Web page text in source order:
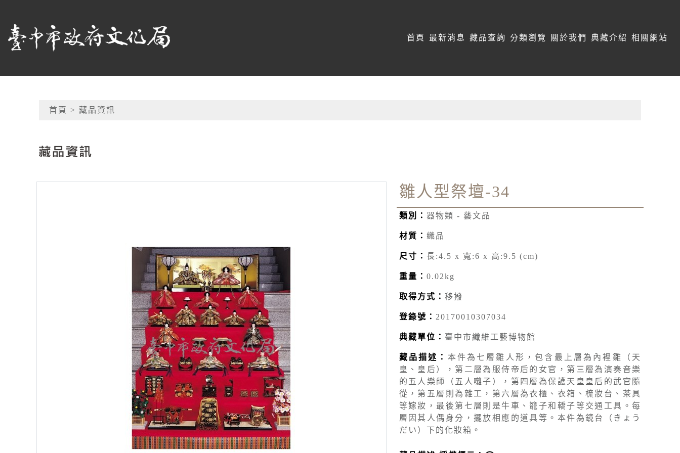
臺中市政府文化局
網頁導覽
首頁 最新消息 藏品查詢 分類瀏覽 關於我們 典藏介紹 相關網站
首頁 > 藏品資訊
雛人型祭壇-34
類別： 器物類 - 藝文品
材質： 織品
尺寸： 長:4.5 x 寬:6 x 高:9.5 (cm)
重量： 0.02kg
取得方式： 移撥
登錄號： 20170010307034
典藏單位： 臺中市纖維工藝博物館
藏品描述： 本件為七層雛人形，包含最上層為內裡雛（天
皇、皇后），第二層為服侍帝后的女官，第三層為演奏音樂
的五人樂師（五人囃子），第四層為保護天皇皇后的武官隨
從，第五層則為雜工，第六層為衣櫃、衣箱、梳妝台、茶具
等嫁妝，最後第七層則是牛車、籠子和轎子等交通工具。每
層因其人偶身分，擺放相應的道具等。本件為鏡台（きょう
だい）下的化妝箱。